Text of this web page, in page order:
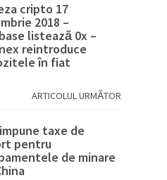
cripto 17
2018 –
listează 0x –
reintroduce
în fiat
ARTICOLUL URMĂTOR
taxe de
pentru
de minare